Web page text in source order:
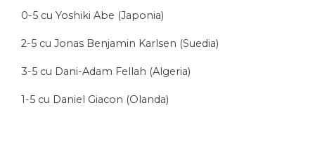
0-5 cu Yoshiki Abe (Japonia)
2-5 cu Jonas Benjamin Karlsen (Suedia)
3-5 cu Dani-Adam Fellah (Algeria)
1-5 cu Daniel Giacon (Olanda)